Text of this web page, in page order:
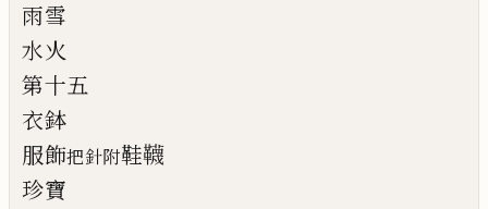
雨雪
水火
第十五
衣鉢
服飾把針附鞋韈
珍寶